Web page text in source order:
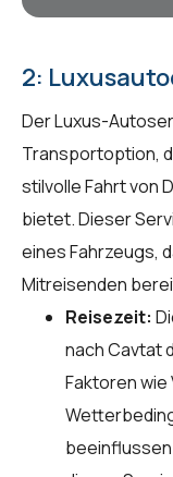
2:
Der Luxus-
Transportoption,
stilvolle Fahrt von
bietet. Dieser
eines Fahrzeugs,
Mitreisenden
Reisezeit:
nach Cavtat
Faktoren